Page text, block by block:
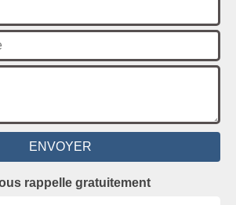
rappelle gratuitement